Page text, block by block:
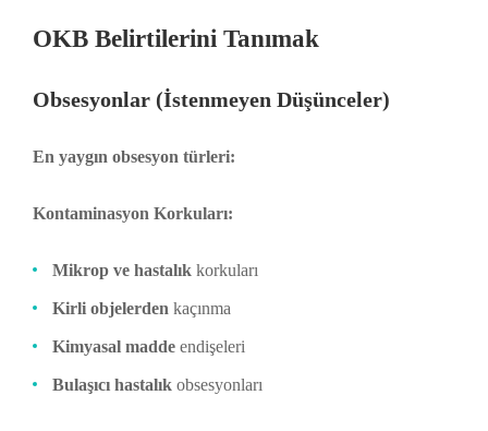
OKB Belirtilerini Tanımak
Obsesyonlar (İstenmeyen Düşünceler)
En yaygın obsesyon türleri:
Kontaminasyon Korkuları:
Mikrop ve hastalık korkuları
Kirli objelerden kaçınma
Kimyasal madde endişeleri
Bulaşıcı hastalık obsesyonları